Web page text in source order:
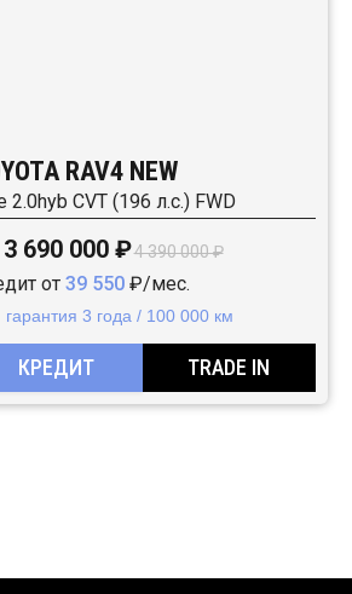
RAV4 NEW
2.0hyb CVT (196 л.с.) FWD
690 000 ₽4 390 000 ₽
от 39 550₽/мес.
гарантия 3 года / 100 000 км
КРЕДИТ TRADE IN